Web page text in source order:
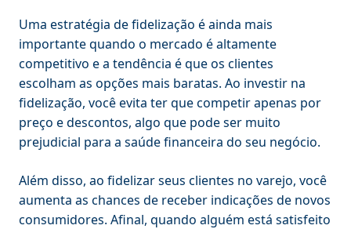
Uma estratégia de fidelização é ainda mais
importante quando o mercado é altamente
competitivo e a tendência é que os clientes
escolham as opções mais baratas. Ao investir na
fidelização, você evita ter que competir apenas por
preço e descontos, algo que pode ser muito
prejudicial para a saúde financeira do seu negócio.
Além disso, ao fidelizar seus clientes no varejo, você
aumenta as chances de receber indicações de novos
consumidores. Afinal, quando alguém está satisfeito